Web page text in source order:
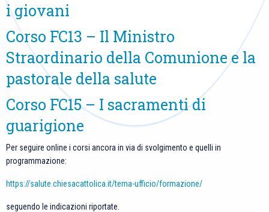
i giovani
Corso FC13 – Il Ministro
Straordinario della Comunione e la
pastorale della salute
Corso FC15 – I sacramenti di
guarigione
Per seguire online i corsi ancora in via di svolgimento e quelli in
programmazione:
https://salute.chiesacattolica.it/tema-ufficio/formazione/
seguendo le indicazioni riportate.